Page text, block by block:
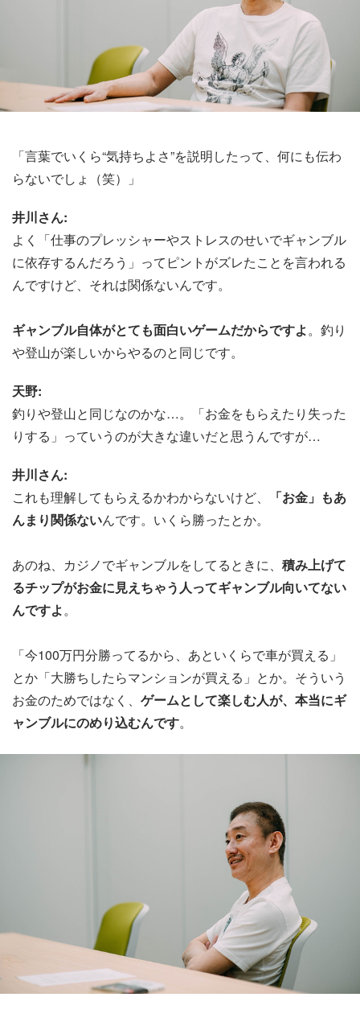
「言葉でいくら“気持ちよさ”を説明したって、何にも伝わ
らないでしょ（笑）」
井川さん:
よく「仕事のプレッシャーやストレスのせいでギャンブル
に依存するんだろう」ってピントがズレたことを言われる
んですけど、それは関係ないんです。
ギャンブル自体がとても面白いゲームだからですよ。釣り
や登山が楽しいからやるのと同じです。
天野:
釣りや登山と同じなのかな…。「お金をもらえたり失った
りする」っていうのが大きな違いだと思うんですが…
井川さん:
これも理解してもらえるかわからないけど、
「お金」もあ
んまり関係ないんです。いくら勝ったとか。
あのね、カジノでギャンブルをしてるときに、 積み上げて
るチップがお金に見えちゃう人ってギャンブル向いてない
んですよ。
「今100万円分勝ってるから、あといくらで車が買える」
とか「大勝ちしたらマンションが買える」とか。そういう
お金のためではなく、 ゲームとして楽しむ人が、本当にギ
ャンブルにのめり込むんです。